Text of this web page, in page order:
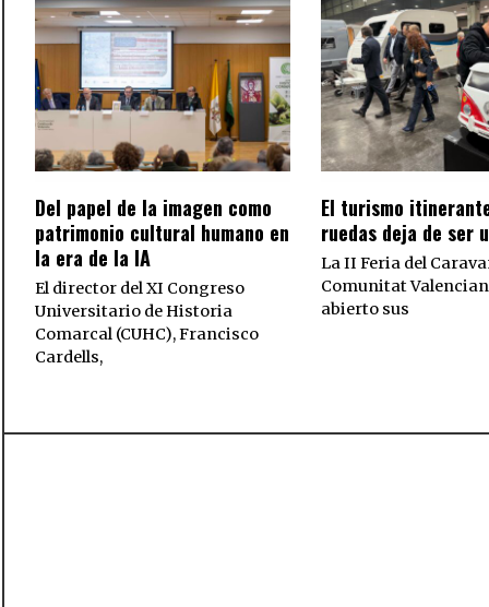
Del papel de la imagen como
patrimonio cultural humano en
la era de la IA
El director del XI Congreso
Universitario de Historia
Comarcal (CUHC), Francisco
Cardells,
El turismo
ruedas deja de ser
La II Feria del
Comunitat
abierto sus